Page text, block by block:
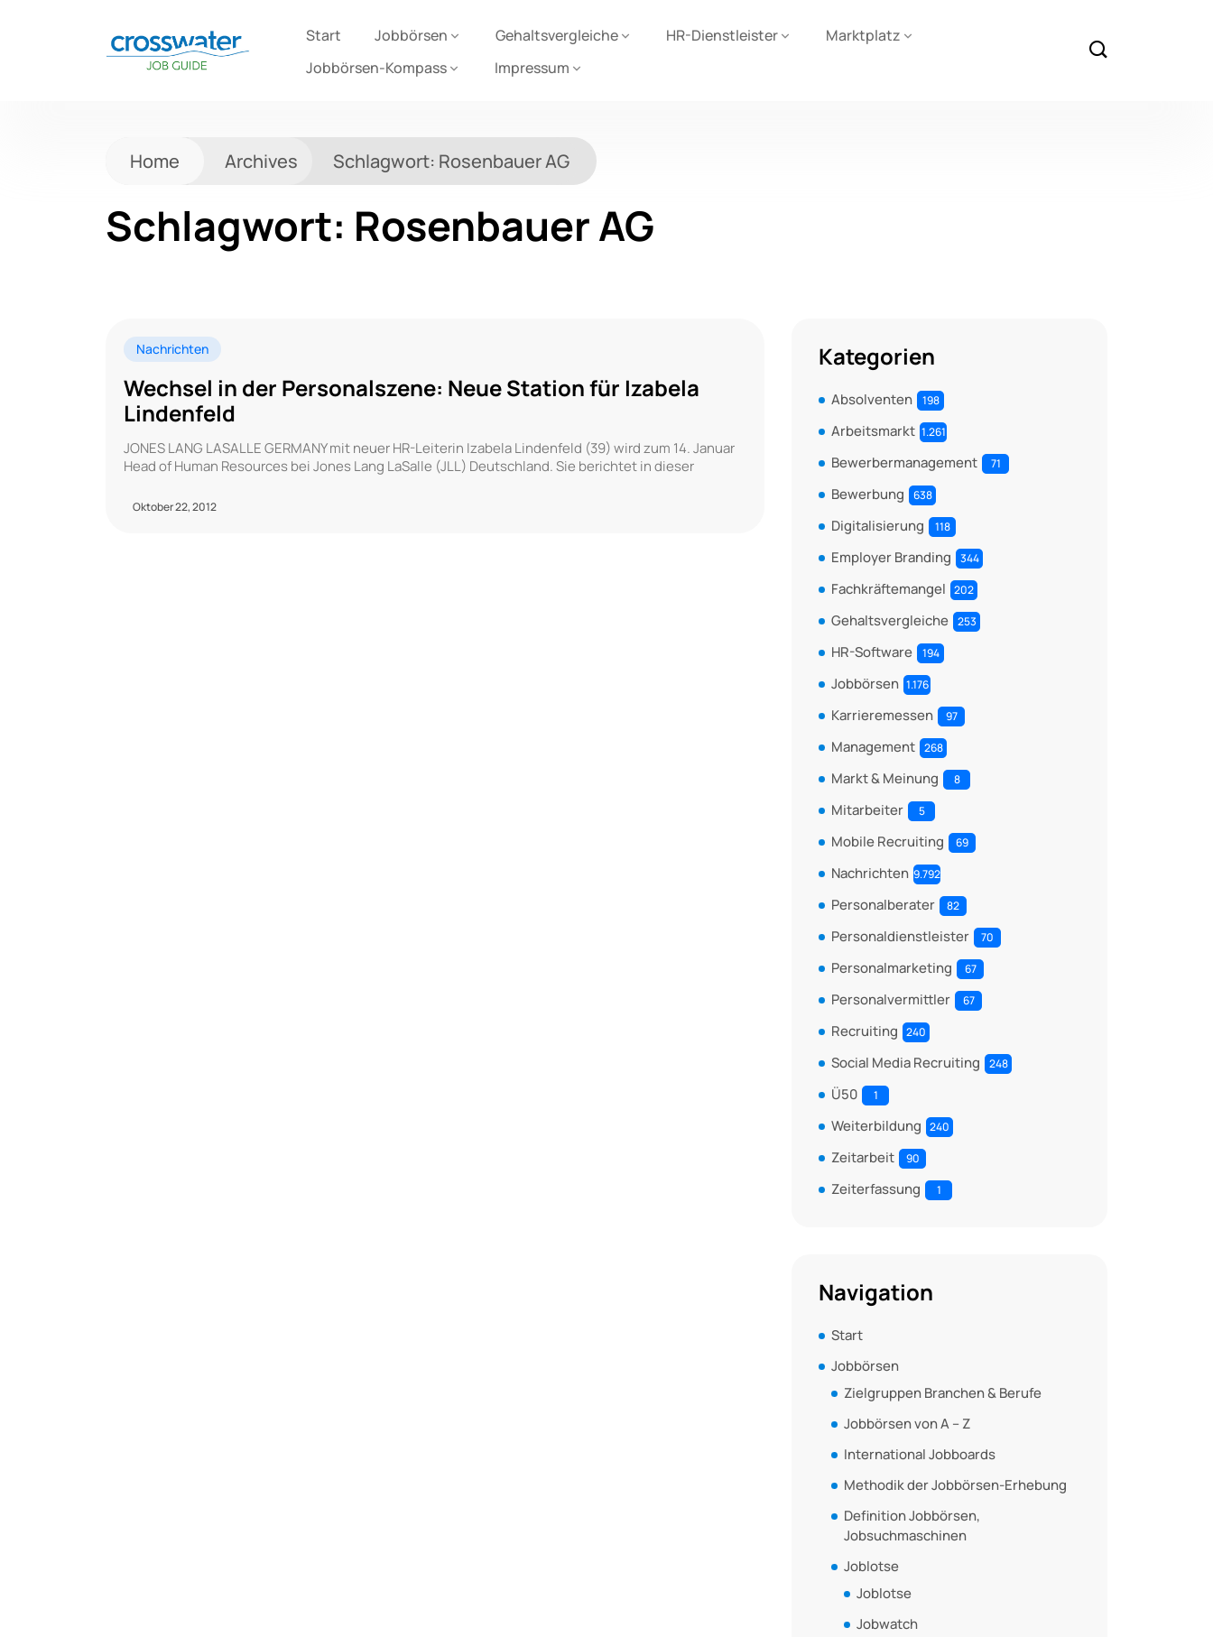
Start Jobbörsen Gehaltsvergleiche HR-Dienstleister
Marktplatz
Jobbörsen-Kompass
Impressum
Home Archives Schlagwort: Rosenbauer AG
Schlagwort: Rosenbauer AG
Nachrichten
Wechsel in der Personalszene: Neue Station für Izabela
Lindenfeld
JONES LANG LASALLE GERMANY mit neuer HR-Leiterin Izabela Lindenfeld (39) wird zum 14. Januar
Head of Human Resources bei Jones Lang LaSalle (JLL) Deutschland. Sie berichtet in dieser
Oktober 22, 2012
Kategorien
Absolventen 198
Arbeitsmarkt 1.261
Bewerbermanagement 71
Bewerbung 638
Digitalisierung 118
Employer Branding 344
Fachkräftemangel 202
Gehaltsvergleiche 253
HR-Software 194
Jobbörsen 1.176
Karrieremessen 97
Management 268
Markt & Meinung 8
Mitarbeiter 5
Mobile Recruiting 69
Nachrichten 9.792
Personalberater 82
Personaldienstleister 70
Personalmarketing 67
Personalvermittler 67
Recruiting 240
Social Media Recruiting 248
Ü50 1
Weiterbildung 240
Zeitarbeit 90
Zeiterfassung 1
Navigation
Start
Jobbörsen
Zielgruppen Branchen & Berufe
Jobbörsen von A – Z
International Jobboards
Methodik der Jobbörsen-Erhebung
Definition Jobbörsen,
Jobsuchmaschinen
Joblotse
Joblotse
Jobwatch